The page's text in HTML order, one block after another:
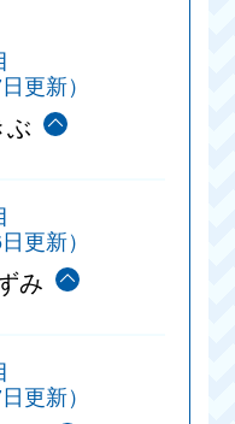
更新）
更新）
み
更新）